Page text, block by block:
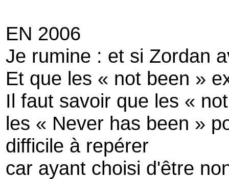
EN 2006
Je rumine : et si Zordan
Et que les « not been »
Il faut savoir que les «
les « Never has been »
difficile à repérer
car ayant choisi d'être